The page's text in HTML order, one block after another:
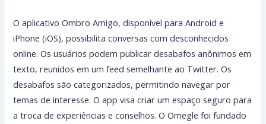
O aplicativo Ombro Amigo, disponível para Android e
iPhone (iOS), possibilita conversas com desconhecidos
online. Os usuários podem publicar desabafos anônimos em
texto, reunidos em um feed semelhante ao Twitter. Os
desabafos são categorizados, permitindo navegar por
temas de interesse. O app visa criar um espaço seguro para
a troca de experiências e conselhos. O Omegle foi fundado